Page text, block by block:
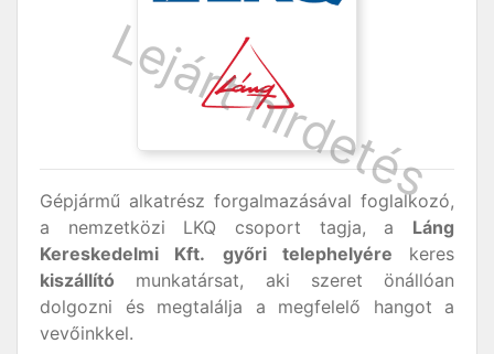
Gépjármű alkatrész forgalmazásával foglalkozó,
a nemzetközi LKQ csoport tagja, a Láng
Kereskedelmi Kft.
győri telephelyére keres
kiszállító munkatársat, aki szeret önállóan
dolgozni és megtalálja a megfelelő hangot a
vevőinkkel.